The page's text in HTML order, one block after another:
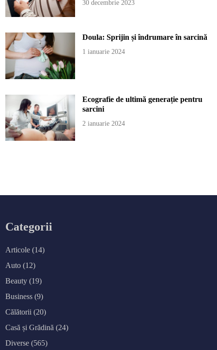
30 decembrie 2023
Doula: Sprijin și îndrumare în sarcină
1 ianuarie 2024
Ecografie de ultimă generație pentru
sarcini
2 ianuarie 2024
Categorii
Articole (14)
Auto (12)
Beauty (19)
Business (9)
Călătorii (20)
Casă și Grădină (24)
Diverse (565)